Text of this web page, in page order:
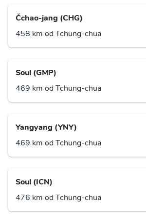
Čchao-jang (CHG)
458 km od Tchung-chua
Soul (GMP)
469 km od Tchung-chua
Yangyang (YNY)
469 km od Tchung-chua
Soul (ICN)
476 km od Tchung-chua